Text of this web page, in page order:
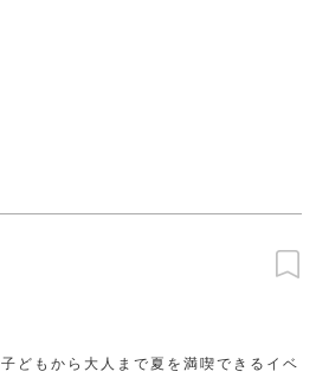
子どもから大人まで夏を満喫できるイベ